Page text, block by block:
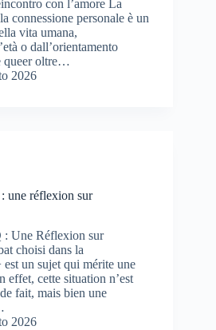
con l’amore La
connessione personale è un
vita umana,
o dall’orientamento
queer oltre…
2026
une réflexion sur
Une Réflexion sur
choisi dans la
un sujet qui mérite une
effet, cette situation n’est
fait, mais bien une
2026